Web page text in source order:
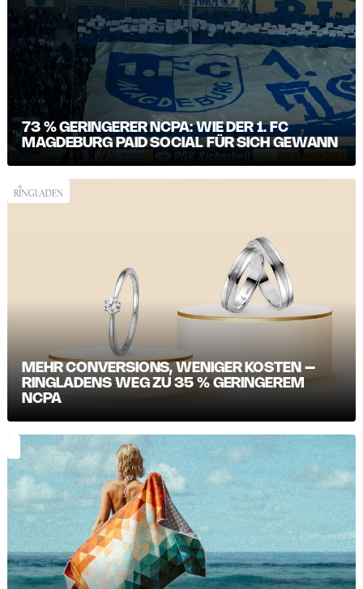
73 % GERINGERER NCPA: WIE DER 1. FC
MAGDEBURG PAID SOCIAL FÜR SICH GEWANN
MEHR CONVERSIONS, WENIGER KOSTEN –
RINGLADENS WEG ZU 35 % GERINGEREM
NCPA